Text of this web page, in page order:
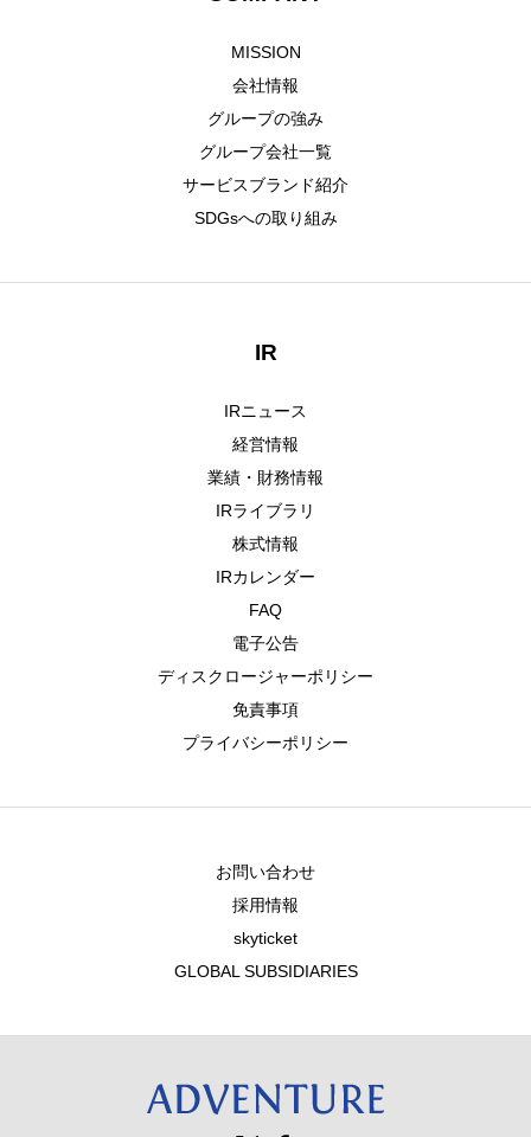
MISSION
会社情報
グループの強み
グループ会社一覧
サービスブランド紹介
SDGsへの取り組み
IR
IRニュース
経営情報
業績・財務情報
IRライブラリ
株式情報
IRカレンダー
FAQ
電子公告
ディスクロージャーポリシー
免責事項
プライバシーポリシー
お問い合わせ
採用情報
skyticket
GLOBAL SUBSIDIARIES